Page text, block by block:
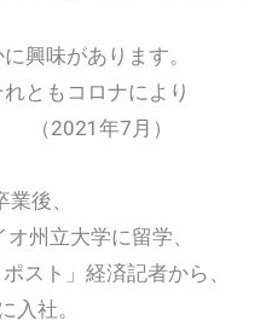
味があります。
ともコロナにより
2021年7月）
後、
州立大学に留学、
スト」経済記者から、
入社。